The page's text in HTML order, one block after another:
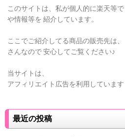
このサイトは、私が個人的に楽天等で
や情報等を 紹介しています。
ここでご紹介してる商品の販売先は、
さんなので安心してご覧ください♪
当サイトは、
アフィリエイト広告を利用しています
最近の投稿